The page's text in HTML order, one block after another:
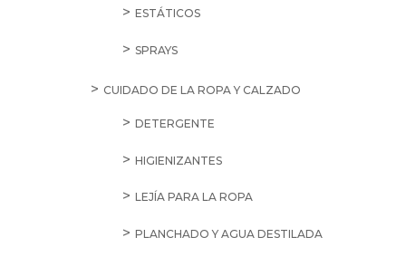
ESTÁTICOS
SPRAYS
CUIDADO DE LA ROPA Y CALZADO
DETERGENTE
HIGIENIZANTES
LEJÍA PARA LA ROPA
PLANCHADO Y AGUA DESTILADA